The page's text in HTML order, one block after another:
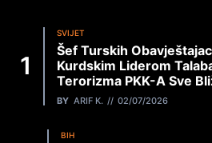
SVIJET
Šef Turskih
Kurdskim Liderom
Terorizma PKK-A Sve
BY ARIF K. 02/07/2026
BIH